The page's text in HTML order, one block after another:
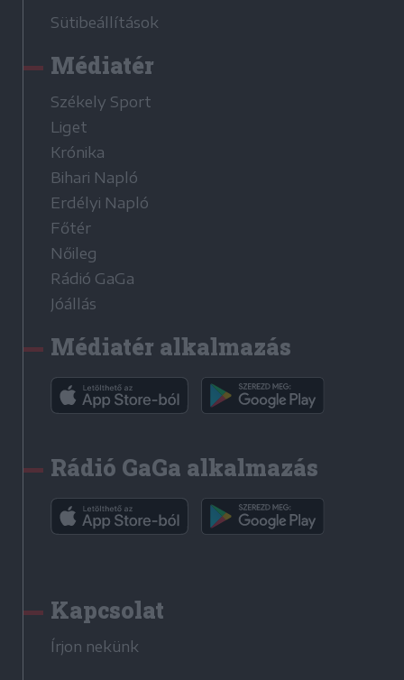
Sütibeállítások
Médiatér
Székely Sport
Liget
Krónika
Bihari Napló
Erdélyi Napló
Főtér
Nőileg
Rádió GaGa
Jóállás
Médiatér alkalmazás
Rádió GaGa alkalmazás
Kapcsolat
Írjon nekünk